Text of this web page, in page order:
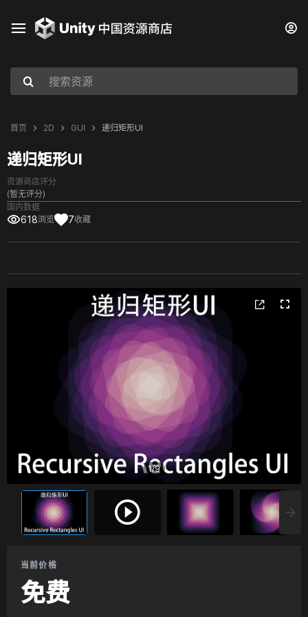
首页 2D GUI 递归矩形UI
递归矩形UI
资源商店评分
(暂无评分)
国内数据
618浏览 7收藏
1/9
当前价格
免费